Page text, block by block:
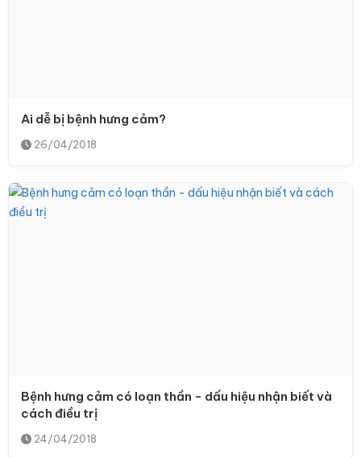
Ai dễ bị bệnh hưng cảm?
26/04/2018
Bệnh hưng cảm có loạn thần - dấu hiệu nhận biết và
cách điều trị
24/04/2018